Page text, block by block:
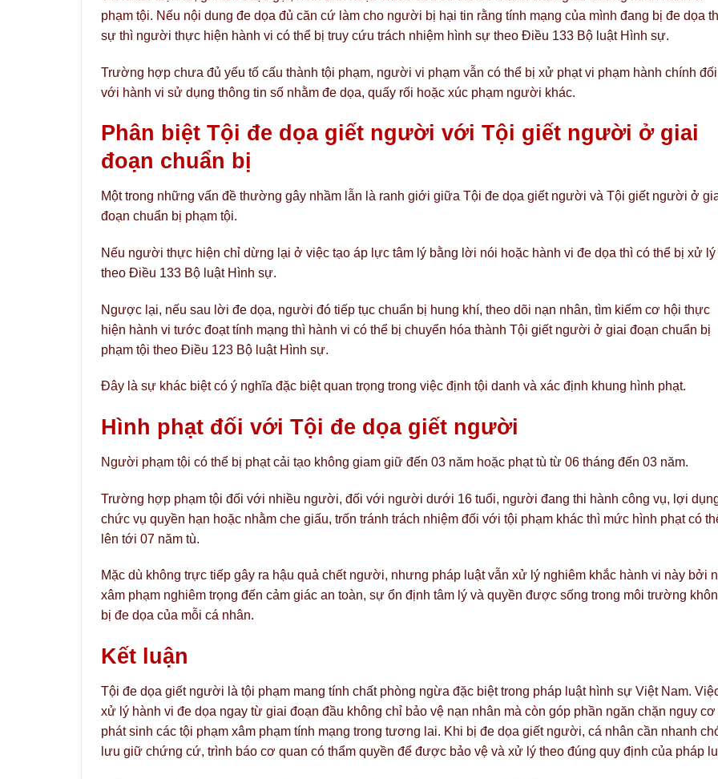
phạm tội. Nếu nội dung đe dọa đủ căn cứ làm cho người bị hại tin rằng tính mạng của mình đang bị đe dọa
sự thì người thực hiện hành vi có thể bị truy cứu trách nhiệm hình sự theo Điều 133 Bộ luật Hình sự.
Trường hợp chưa đủ yếu tố cấu thành tội phạm, người vi phạm vẫn có thể bị xử phạt vi phạm hành chính đối
với hành vi sử dụng thông tin số nhằm đe dọa, quấy rối hoặc xúc phạm người khác.
Phân biệt Tội đe dọa giết người với Tội giết người ở giai
đoạn chuẩn bị
Một trong những vấn đề thường gây nhầm lẫn là ranh giới giữa Tội đe dọa giết người và Tội giết người ở
đoạn chuẩn bị phạm tội.
Nếu người thực hiện chỉ dừng lại ở việc tạo áp lực tâm lý bằng lời nói hoặc hành vi đe dọa thì có thể bị xử lý
theo Điều 133 Bộ luật Hình sự.
Ngược lại, nếu sau lời đe dọa, người đó tiếp tục chuẩn bị hung khí, theo dõi nạn nhân, tìm kiếm cơ hội thực
hiện hành vi tước đoạt tính mạng thì hành vi có thể bị chuyển hóa thành Tội giết người ở giai đoạn chuẩn bị
phạm tội theo Điều 123 Bộ luật Hình sự.
Đây là sự khác biệt có ý nghĩa đặc biệt quan trọng trong việc định tội danh và xác định khung hình phạt.
Hình phạt đối với Tội đe dọa giết người
Người phạm tội có thể bị phạt cải tạo không giam giữ đến 03 năm hoặc phạt tù từ 06 tháng đến 03 năm.
Trường hợp phạm tội đối với nhiều người, đối với người dưới 16 tuổi, người đang thi hành công vụ, lợi
chức vụ quyền hạn hoặc nhằm che giấu, trốn tránh trách nhiệm đối với tội phạm khác thì mức hình phạt có
lên tới 07 năm tù.
Mặc dù không trực tiếp gây ra hậu quả chết người, nhưng pháp luật vẫn xử lý nghiêm khắc hành vi này bởi
xâm phạm nghiêm trọng đến cảm giác an toàn, sự ổn định tâm lý và quyền được sống trong môi trường
bị đe dọa của mỗi cá nhân.
Kết luận
Tội đe dọa giết người là tội phạm mang tính chất phòng ngừa đặc biệt trong pháp luật hình sự Việt Nam.
xử lý hành vi đe dọa ngay từ giai đoạn đầu không chỉ bảo vệ nạn nhân mà còn góp phần ngăn chặn nguy cơ
phát sinh các tội phạm xâm phạm tính mạng trong tương lai. Khi bị đe dọa giết người, cá nhân cần nhanh
lưu giữ chứng cứ, trình báo cơ quan có thẩm quyền để được bảo vệ và xử lý theo đúng quy định của pháp